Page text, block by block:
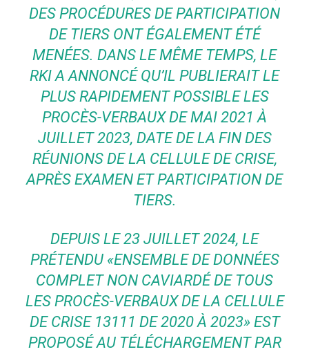
DES PROCÉDURES DE PARTICIPATION
DE TIERS ONT ÉGALEMENT ÉTÉ
MENÉES. DANS LE MÊME TEMPS, LE
RKI A ANNONCÉ QU’IL PUBLIERAIT LE
PLUS RAPIDEMENT POSSIBLE LES
PROCÈS-VERBAUX DE MAI 2021 À
JUILLET 2023, DATE DE LA FIN DES
RÉUNIONS DE LA CELLULE DE CRISE,
APRÈS EXAMEN ET PARTICIPATION DE
TIERS.
DEPUIS LE 23 JUILLET 2024, LE
PRÉTENDU «ENSEMBLE DE DONNÉES
COMPLET NON CAVIARDÉ DE TOUS
LES PROCÈS-VERBAUX DE LA CELLULE
DE CRISE 13111 DE 2020 À 2023» EST
PROPOSÉ AU TÉLÉCHARGEMENT PAR